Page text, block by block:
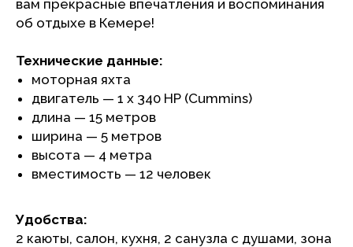
вам прекрасные впечатления и воспоминания
об отдыхе в Кемере!
Технические данные:
моторная яхта
двигатель — 1 х 340 HP (Cummins)
длина — 15 метров
ширина — 5 метров
высота — 4 метра
вместимость — 12 человек
Удобства:
2 каюты, салон, кухня, 2 санузла с душами, зона